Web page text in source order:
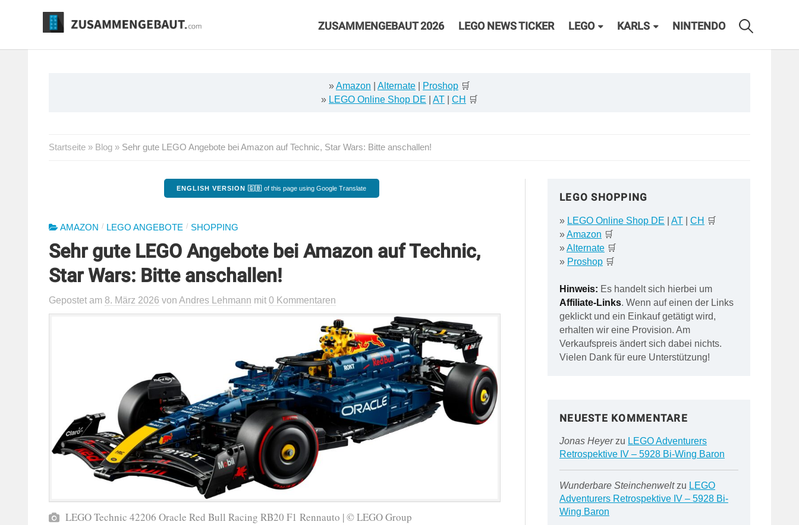
ZUSAMMENGEBAUT 2026 LEGO NEWS TICKER LEGO KARLS NINTENDO
»Amazon Alternate Proshop 🛒
» LEGO Online Shop DE AT CH 🛒
Startseite » Blog » Sehr gute LEGO Angebote bei Amazon auf Technic, Star Wars: Bitte anschallen!
ENGLISH VERSION 🇬🇧 of this page using Google Translate
AMAZON / LEGO ANGEBOTE / SHOPPING
Sehr gute LEGO Angebote bei Amazon auf Technic,
Star Wars: Bitte anschallen!
Gepostet am 8. März 2026 von Andres Lehmann mit 0 Kommentaren
LEGO Technic 42206 Oracle Red Bull Racing RB20 F1 Rennauto | © LEGO Group
LEGO SHOPPING
» LEGO Online Shop DE AT| CH 🛒
»Amazon 🛒
»Alternate🛒
» Proshop🛒
Hinweis: Es handelt sich hierbei um
Affiliate-Links. Wenn auf einen der Links
geklickt und ein Einkauf getätigt wird,
erhalten wir eine Provision. Am
Verkaufspreis ändert sich dabei nichts.
Vielen Dank für eure Unterstützung!
NEUESTE KOMMENTARE
Jonas Heyerzu LEGO Adventurers
Retrospektive IV – 5928 Bi-Wing Baron
Wunderbare Steinchenweltzu LEGO
Adventurers Retrospektive IV – 5928 Bi-
Wing Baron